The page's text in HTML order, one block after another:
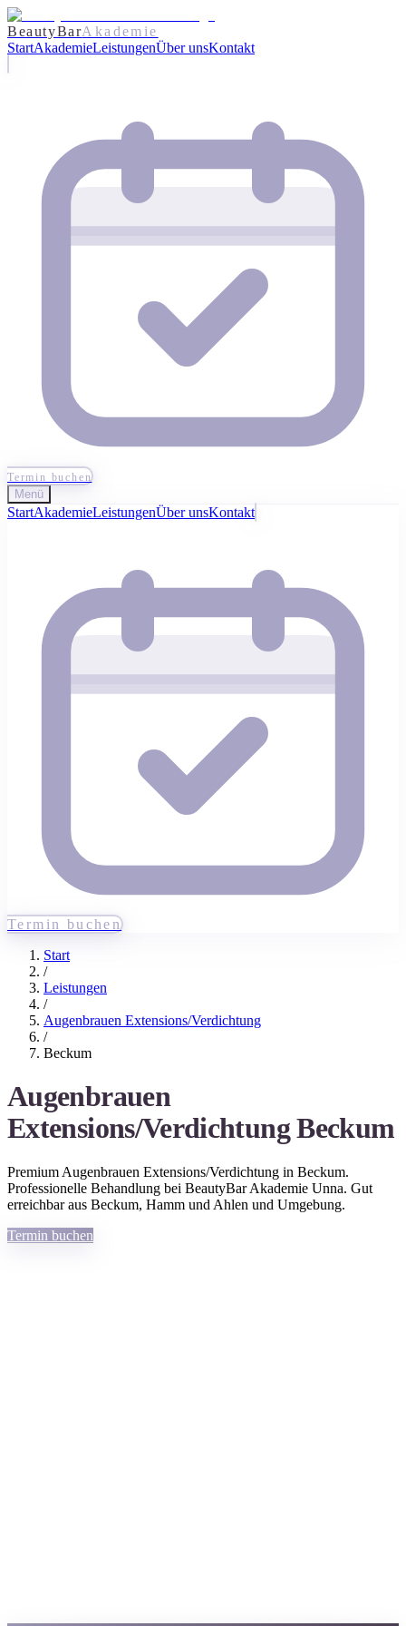
BeautyBarAkademie
StartAkademieLeistungenÜber unsKontakt
Termin buchen
Menü
StartAkademieLeistungenÜber unsKontakt
Termin buchen
Start
/
Leistungen
/
Augenbrauen Extensions/Verdichtung
/
Beckum
Augenbrauen
Extensions/Verdichtung Beckum
Premium Augenbrauen Extensions/Verdichtung in Beckum.
Professionelle Behandlung bei BeautyBar Akademie Unna. Gut
erreichbar aus Beckum, Hamm und Ahlen und Umgebung.
Termin buchen